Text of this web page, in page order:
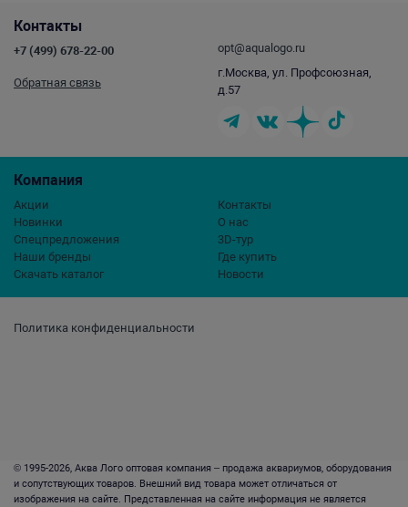
Политика конфиденциальности
Компания
Акции
Новинки
Спецпредложения
Наши бренды
Скачать каталог
Контакты
О нас
3D-тур
Где купить
Новости
Контакты
+7 (499) 678-22-00
Обратная связь
opt@aqualogo.ru
г.Москва, ул. Профсоюзная,
д.57
© 1995-2026, Аква Лого оптовая компания – продажа аквариумов, оборудования
и сопутствующих товаров. Внешний вид товара может отличаться от
изображения на сайте. Представленная на сайте информация не является